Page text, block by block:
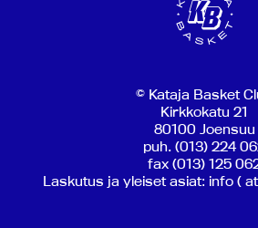
© Kataja Basket
Kirkkokatu 21
80100 Joensuu
puh. (013) 224
fax (013) 125
Laskutus ja yleiset asiat: info (